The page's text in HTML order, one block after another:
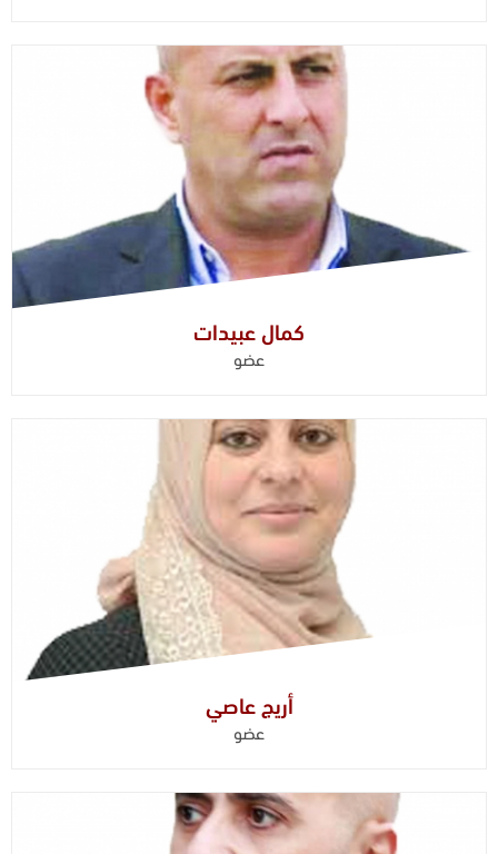
كمال عبيدات
عضو
أريج عاصي
عضو